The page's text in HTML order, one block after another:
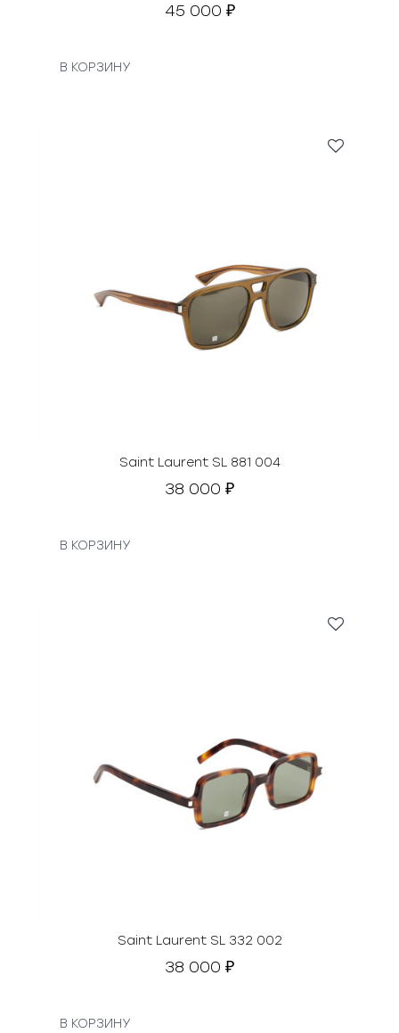
45 000 ₽
В КОРЗИНУ
Saint Laurent SL 881 004
38 000 ₽
В КОРЗИНУ
Saint Laurent SL 332 002
38 000 ₽
В КОРЗИНУ